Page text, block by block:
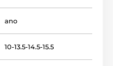
ano
10-13.5-14.5-15.5